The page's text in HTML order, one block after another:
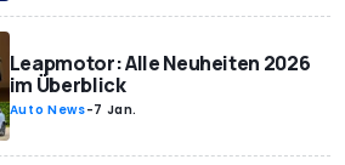
Leapmotor: Alle Neuheiten 2026
im Überblick
Auto News-7 Jan.